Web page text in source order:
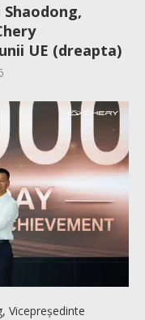
UE (dreapta)
Vicepreședinte